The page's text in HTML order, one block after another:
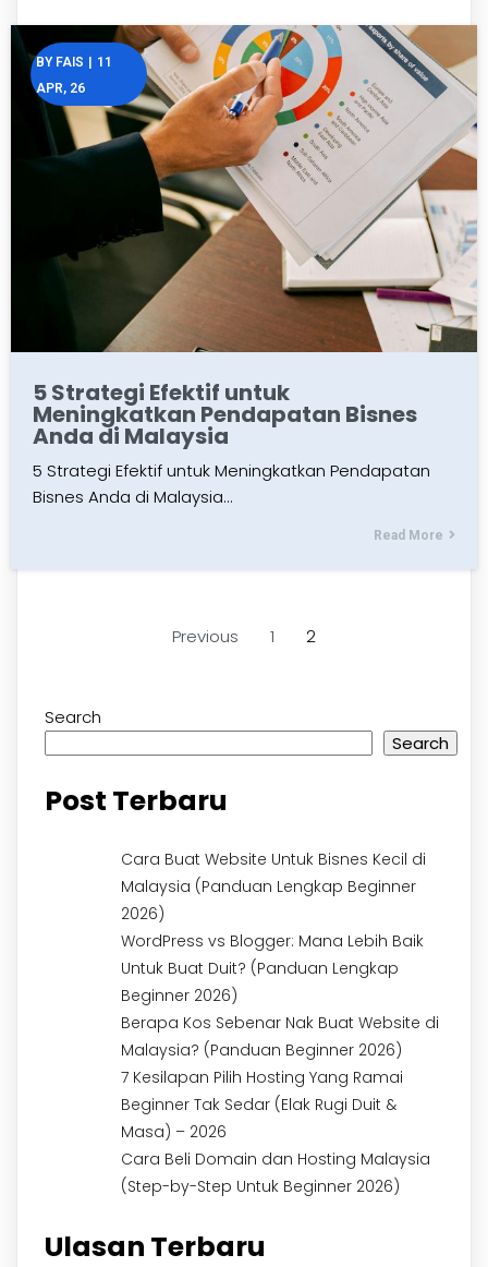
5 Strategi Efektif untuk
Meningkatkan Pendapatan Bisnes
Anda di Malaysia
BY FAIS
11
APR, 26
5 Strategi Efektif untuk Meningkatkan Pendapatan
Bisnes Anda di Malaysia…
Read More
Previous 1 2
Search
Search
Post Terbaru
Cara Buat Website Untuk Bisnes Kecil di
Malaysia (Panduan Lengkap Beginner
2026)
WordPress vs Blogger: Mana Lebih Baik
Untuk Buat Duit? (Panduan Lengkap
Beginner 2026)
Berapa Kos Sebenar Nak Buat Website di
Malaysia? (Panduan Beginner 2026)
7 Kesilapan Pilih Hosting Yang Ramai
Beginner Tak Sedar (Elak Rugi Duit &
Masa) – 2026
Cara Beli Domain dan Hosting Malaysia
(Step-by-Step Untuk Beginner 2026)
Ulasan Terbaru